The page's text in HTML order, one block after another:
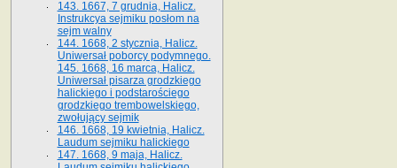
143. 1667, 7 grudnia, Halicz.
Instrukcya sejmiku posłom na
sejm walny
144. 1668, 2 stycznia, Halicz.
Uniwersał poborcy podymnego.
145. 1668, 16 marca, Halicz.
Uniwersał pisarza grodzkiego
halickiego i podstarościego
grodzkiego trembowelskiego,
zwołujący sejmik
146. 1668, 19 kwietnia, Halicz.
Laudum sejmiku halickiego
147. 1668, 9 maja, Halicz.